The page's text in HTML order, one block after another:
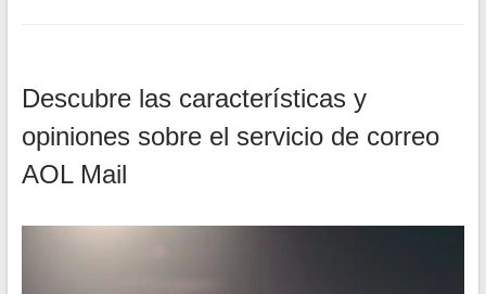
Descubre las características y
opiniones sobre el servicio de correo
AOL Mail